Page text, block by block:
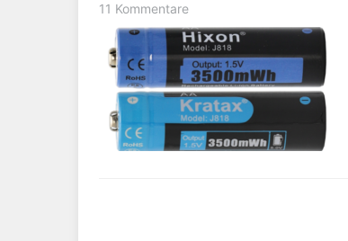
11 Kommentare